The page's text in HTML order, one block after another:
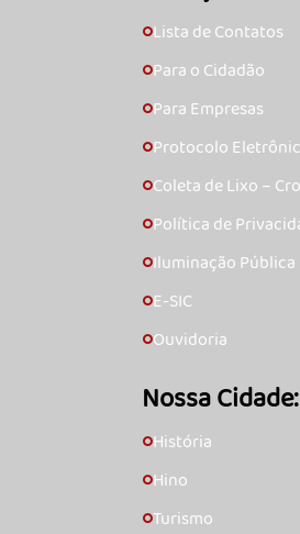
🞇Lista de Contatos
🞇Para o Cidadão
🞇Para Empresas
🞇Protocolo
🞇Coleta de Lixo –
🞇Política de
🞇Iluminação Pública
🞇E-SIC
🞇Ouvidoria
Nossa Cidade:
🞇História
🞇Hino
🞇Turismo